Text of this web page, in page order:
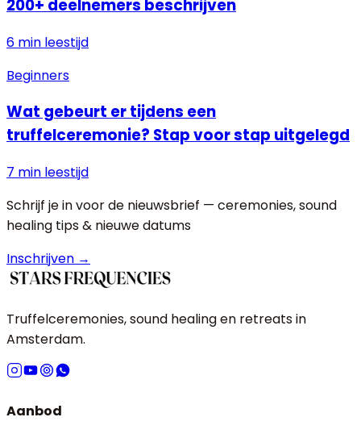
200+ deelnemers beschrijven
6 min leestijd
Beginners
Wat gebeurt er tijdens een
truffelceremonie? Stap voor stap uitgelegd
7 min leestijd
Schrijf je in voor de nieuwsbrief — ceremonies, sound
healing tips & nieuwe datums
Inschrijven →
Truffelceremonies, sound healing en retreats in
Amsterdam.
Aanbod